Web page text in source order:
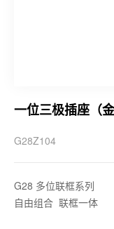
一位三极插座（金
G28Z104
G28 多位联框系列
自由组合 联框一体